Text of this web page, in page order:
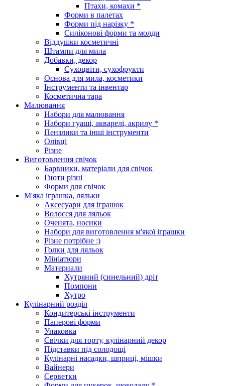
Птахи, комахи *
Форми в палетах
Форми під нарізку *
Силіконові форми та молди
Віддушки косметичні
Штампи для мила
Добавки, декор
Сухоцвіти, сухофрукти
Основа для мила, косметики
Інструменти та інвентар
Косметична тара
Малювання
Набори для малювання
Набори гуаші, акварелі, акрилу *
Пензлики та інші інструменти
Олівці
Різне
Виготовлення свічок
Барвники, матеріали для свічок
Гноти різні
Форми для свічок
М'яка іграшка, ляльки
Аксесуари для іграшок
Волосся для ляльок
Оченята, носики
Набори для виготовлення м'якої іграшки
Різне потрібне :)
Голки для ляльок
Мініатюри
Материали
Хутряний (синельний) дріт
Помпони
Хутро
Кулінарний розділ
Кондитерські інструменти
Паперові форми
Упаковка
Свічки для торту, кулінарний декор
Підставки під солодощі
Кулінарні насадки, шприці, мішки
Вайнери
Серветки